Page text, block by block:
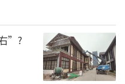
峰的萨克斯独奏
独唱的音乐剧选曲
合唱《如愿》、梁
曲目展现了流行、经
”?